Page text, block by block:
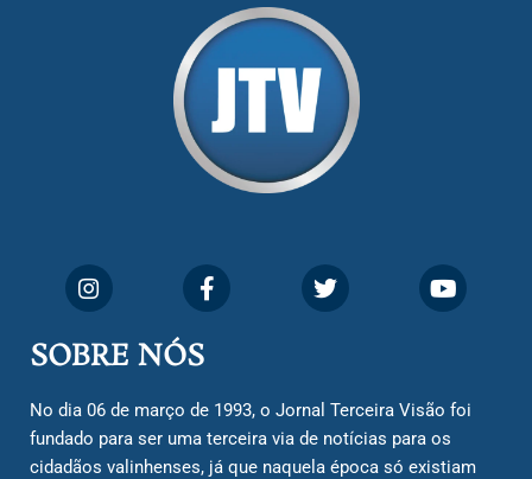
SOBRE NÓS
No dia 06 de março de 1993, o Jornal Terceira Visão foi
fundado para ser uma terceira via de notícias para os
cidadãos valinhenses, já que naquela época só existiam